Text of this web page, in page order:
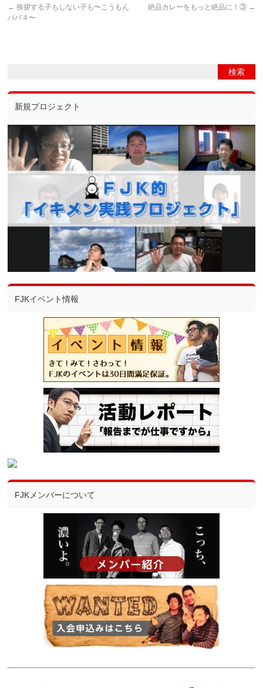
← 挨拶する子もしない子も〜こうもん
パパ４〜
絶品カレーをもっと絶品に！③ →
新規プロジェクト
FJKイベント情報
FJKメンバーについて